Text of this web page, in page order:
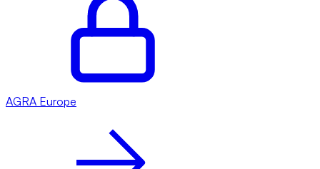
AGRA Europe